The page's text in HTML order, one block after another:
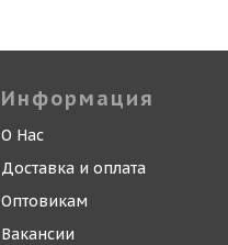
Информация
О Нас
Доставка и оплата
Оптовикам
Вакансии